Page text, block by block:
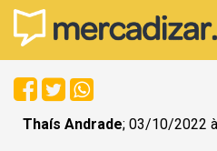
Thaís Andrade; 03/10/2022